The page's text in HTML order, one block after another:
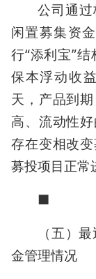
公司通
闲置募集资
行“添利宝”
保本浮动收
天，产品到
高、流动性
存在变相改
募投项目正常
■
（五）
金管理情况